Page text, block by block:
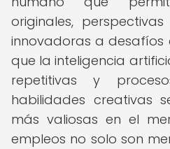
originales,
innovadoras a desafíos
que la inteligencia
repetitivas y
habilidades creativas
más valiosas en el
empleos no solo son